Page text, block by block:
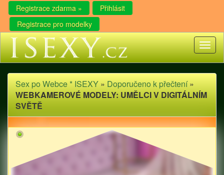
Registrace zdarma »
Přihlásit
Registrace pro modelky
Sex po Webce * ISEXY » Doporučeno k přečtení»
WEBKAMEROVÉ MODELY: UMĚLCI V DIGITÁLNÍM
SVĚTĚ